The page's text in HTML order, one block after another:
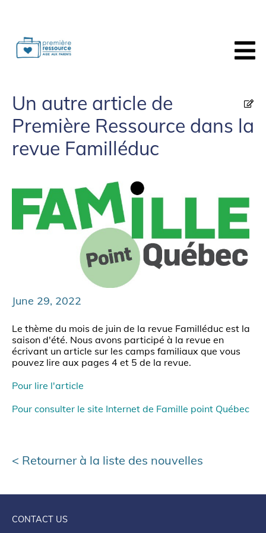
Un autre article de
Première Ressource dans la
revue Familléduc
June 29, 2022
Le thème du mois de juin de la revue Familléduc est la
saison d'été. Nous avons participé à la revue en
écrivant un article sur les camps familiaux que vous
pouvez lire aux pages 4 et 5 de la revue.
Pour lire l'article
Pour consulter le site Internet de Famille point Québec
Retourner à la liste des nouvelles
CONTACT US